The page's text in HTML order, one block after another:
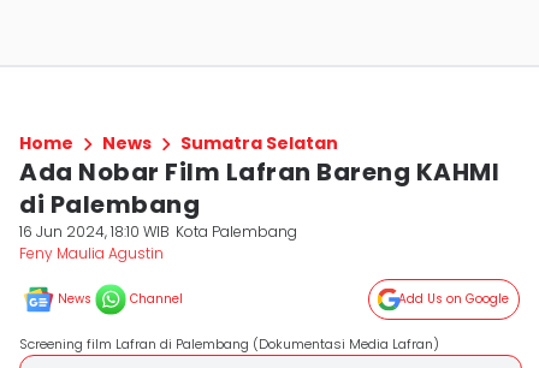
Home News Sumatra Selatan
Ada Nobar Film Lafran Bareng KAHMI
di Palembang
16 Jun 2024, 18:10 WIB Kota Palembang
Feny Maulia Agustin
News Channel Add Us on Google
Screening film Lafran di Palembang (Dokumentasi Media Lafran)